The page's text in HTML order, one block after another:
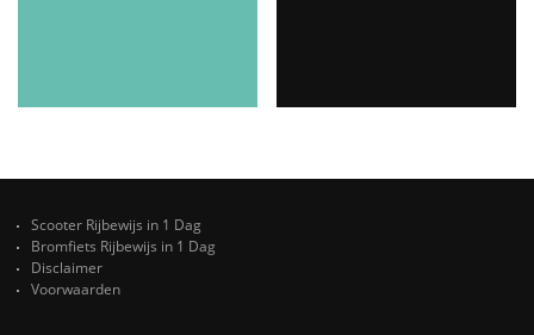
Scooter Rijbewijs in 1 Dag
Bromfiets Rijbewijs in 1 Dag
Disclaimer
Voorwaarden